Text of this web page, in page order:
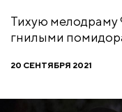
Тихую мелодраму
гнилыми
20 СЕНТЯБРЯ 2021